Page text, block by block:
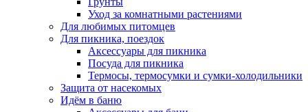
Уход за комнатными растениями
Для любимых питомцев
Для пикника, поездок
Аксессуары для пикника
Посуда для пикника
Термосы, термосумки и сумки-холодильники
Защита от насекомых
Идём в баню